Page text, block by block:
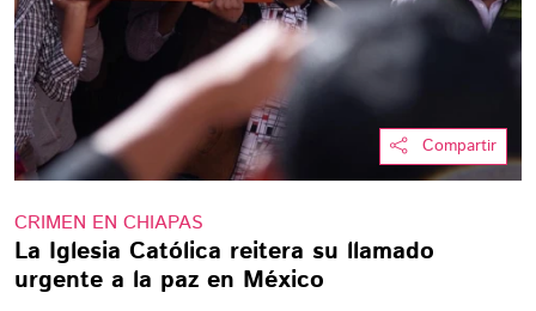
Compartir
CRIMEN EN CHIAPAS
La Iglesia Católica reitera su llamado
urgente a la paz en México